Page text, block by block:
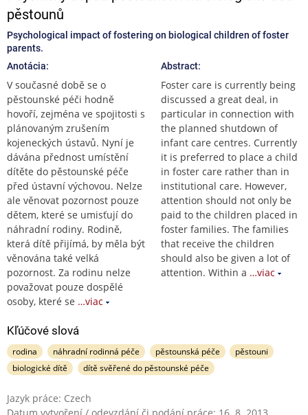
pěstounů
Psychological impact of fostering on biological children of foster
parents.
Anotácia:
V současné době se o
pěstounské péči hodně
hovoří, zejména ve spojitosti s
plánovaným zrušením
kojeneckých ústavů. Nyní je
dávána přednost umístění
dítěte do pěstounské péče
před ústavní výchovou. Nelze
ale věnovat pozornost pouze
dětem, které se umisťují do
náhradní rodiny. Rodině,
která dítě přijímá, by měla být
věnována také velká
pozornost. Za rodinu nelze
považovat pouze dospělé
osoby, které se …viac
Abstract:
Foster care is currently being
discussed a great deal, in
particular in connection with
the planned shutdown of
infant care centres. Currently
it is preferred to place a child
in foster care rather than in
institutional care. However,
attention should not only be
paid to the children placed in
foster families. The families
that receive the children
should also be given a lot of
attention. Within a …viac
Kľúčové slová
rodina náhradní rodinná péče pěstounská péče
pěstouni
biologické dítě
dítě svěřené do pěstounské péče
Jazyk práce: Czech
Datum vytvoření / odevzdání či podání práce: 16. 8. 2013